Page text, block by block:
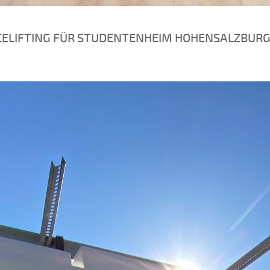
FÜR STUDENTENHEIM HOHENSALZBURG